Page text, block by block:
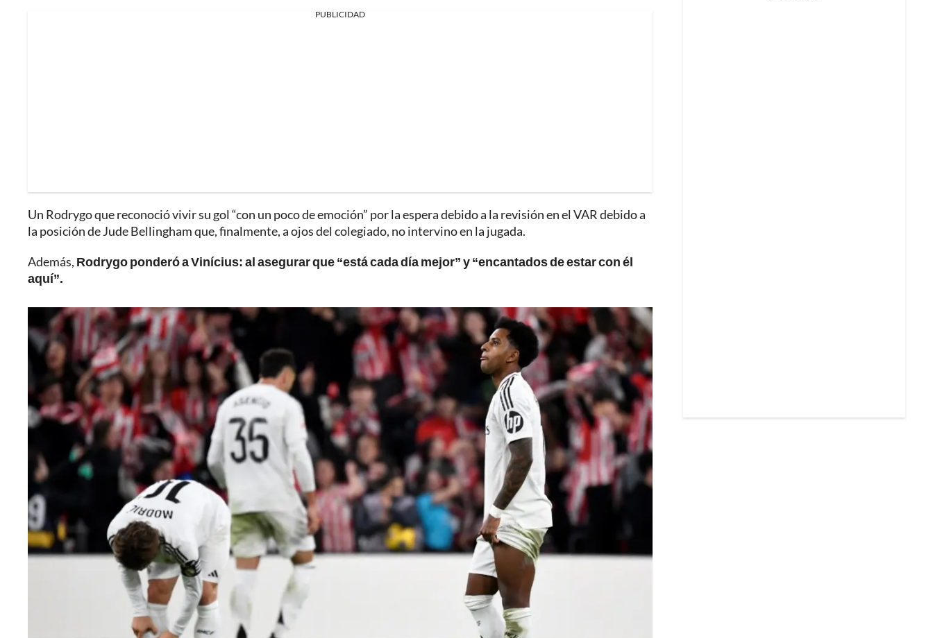
PUBLICIDAD
Un Rodrygo que reconoció vivir su gol “con un poco de emoción” por la espera debido a la revisión en el VAR debido a
la posición de Jude Bellingham que, finalmente, a ojos del colegiado, no intervino en la jugada.
Además, Rodrygo ponderó a Vinícius: al asegurar que “está cada día mejor” y “encantados de estar con él
aquí”.